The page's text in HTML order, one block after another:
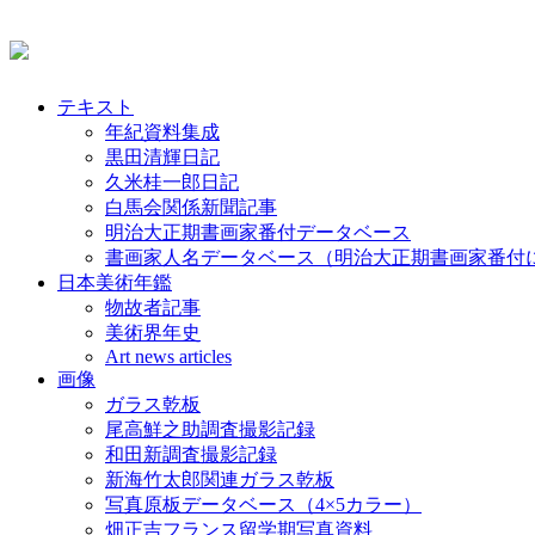
テキスト
年紀資料集成
黒田清輝日記
久米桂一郎日記
白馬会関係新聞記事
明治大正期書画家番付データベース
書画家人名データベース（明治大正期書画家番付
日本美術年鑑
物故者記事
美術界年史
Art news articles
画像
ガラス乾板
尾高鮮之助調査撮影記録
和田新調査撮影記録
新海竹太郎関連ガラス乾板
写真原板データベース（4×5カラー）
畑正吉フランス留学期写真資料